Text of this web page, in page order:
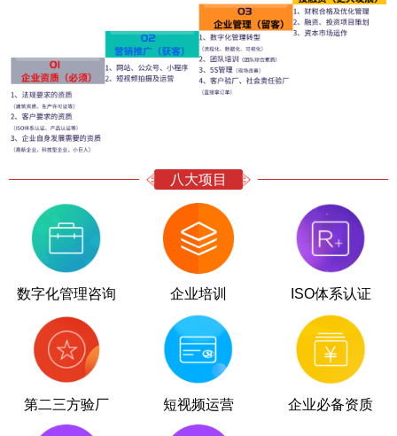
八大项目
数字化管理咨询 企业培训 ISO体系认证
第二三方验厂 短视频运营 企业必备资质